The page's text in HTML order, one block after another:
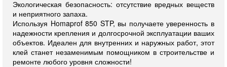
Экологическая безопасность: отсутствие вредных веществ
и неприятного запаха.
Используя Homaprof 850 STP, вы получаете уверенность в
надежности крепления и долгосрочной эксплуатации ваших
объектов. Идеален для внутренних и наружных работ, этот
клей станет незаменимым помощником в строительстве и
ремонте любого уровня сложности!